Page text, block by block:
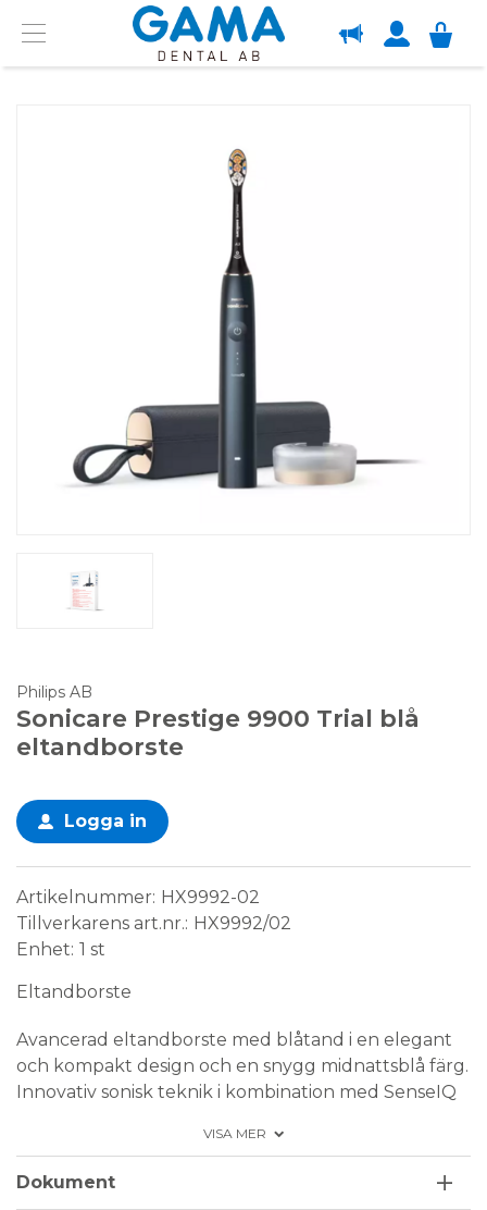
Menu
OM GAMA
Philips AB
Sonicare Prestige 9900 Trial blå
eltandborste
Logga in
Artikelnummer HX9992-02
Tillverkarens art.nr. HX9992/02
Enhet 1 st
Eltandborste
Avancerad eltandborste med blåtand i en elegant
och kompakt design och en snygg midnattsblå färg.
Innovativ sonisk teknik i kombination med SenseIQ
rörelsemönster upp till 100 gånger per sekund.
Vägledning i den smarta AI-genererade Philips
VISA MER
Dokument